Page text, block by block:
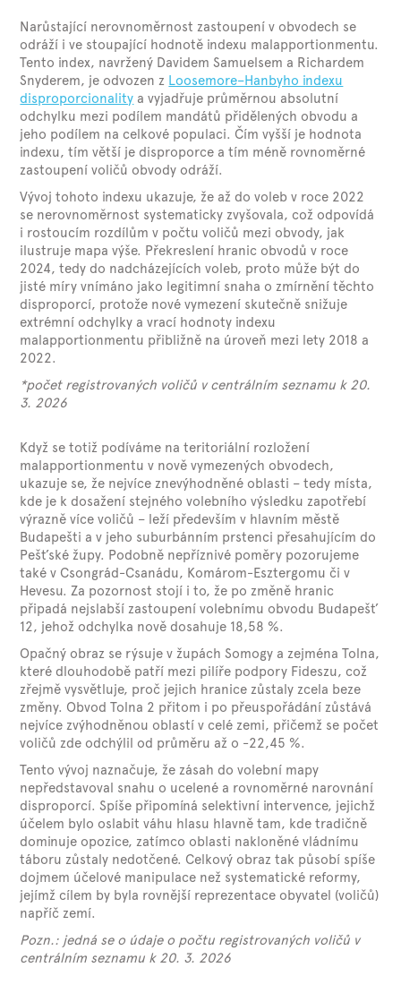
Narůstající nerovnoměrnost zastoupení v obvodech se
odráží i ve stoupající hodnotě indexu malapportionmentu.
Tento index, navržený Davidem Samuelsem a Richardem
Snyderem, je odvozen z Loosemore–Hanbyho indexu
disproporcionality a vyjadřuje průměrnou absolutní
odchylku mezi podílem mandátů přidělených obvodu a
jeho podílem na celkové populaci. Čím vyšší je hodnota
indexu, tím větší je disproporce a tím méně rovnoměrné
zastoupení voličů obvody odráží.
Vývoj tohoto indexu ukazuje, že až do voleb v roce 2022
se nerovnoměrnost systematicky zvyšovala, což odpovídá
i rostoucím rozdílům v počtu voličů mezi obvody, jak
ilustruje mapa výše. Překreslení hranic obvodů v roce
2024, tedy do nadcházejících voleb, proto může být do
jisté míry vnímáno jako legitimní snaha o zmírnění těchto
disproporcí, protože nové vymezení skutečně snižuje
extrémní odchylky a vrací hodnoty indexu
malapportionmentu přibližně na úroveň mezi lety 2018 a
2022.
*počet registrovaných voličů v centrálním seznamu k 20.
3. 2026
Když se totiž podíváme na teritoriální rozložení
malapportionmentu v nově vymezených obvodech,
ukazuje se, že nejvíce znevýhodněné oblasti – tedy místa,
kde je k dosažení stejného volebního výsledku zapotřebí
výrazně více voličů – leží především v hlavním městě
Budapešti a v jeho suburbánním prstenci přesahujícím do
Pešťské župy. Podobně nepříznivé poměry pozorujeme
také v Csongrád-Csanádu, Komárom-Esztergomu či v
Hevesu. Za pozornost stojí i to, že po změně hranic
připadá nejslabší zastoupení volebnímu obvodu Budapešť
12, jehož odchylka nově dosahuje 18,58 %.
Opačný obraz se rýsuje v župách Somogy a zejména Tolna,
které dlouhodobě patří mezi pilíře podpory Fideszu, což
zřejmě vysvětluje, proč jejich hranice zůstaly zcela beze
změny. Obvod Tolna 2 přitom i po přeuspořádání zůstává
nejvíce zvýhodněnou oblastí v celé zemi, přičemž se počet
voličů zde odchýlil od průměru až o -22,45 %.
Tento vývoj naznačuje, že zásah do volební mapy
nepředstavoval snahu o ucelené a rovnoměrné narovnání
disproporcí. Spíše připomíná selektivní intervence, jejichž
účelem bylo oslabit váhu hlasu hlavně tam, kde tradičně
dominuje opozice, zatímco oblasti nakloněné vládnímu
táboru zůstaly nedotčené. Celkový obraz tak působí spíše
dojmem účelové manipulace než systematické reformy,
jejímž cílem by byla rovnější reprezentace obyvatel (voličů)
napříč zemí.
Pozn.: jedná se o údaje o počtu registrovaných voličů v
centrálním seznamu k 20. 3. 2026